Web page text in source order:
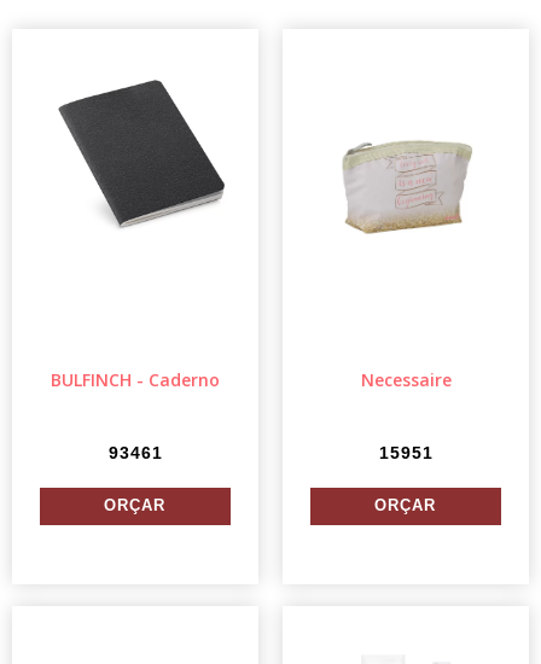
BULFINCH - Caderno
93461
Necessaire
15951